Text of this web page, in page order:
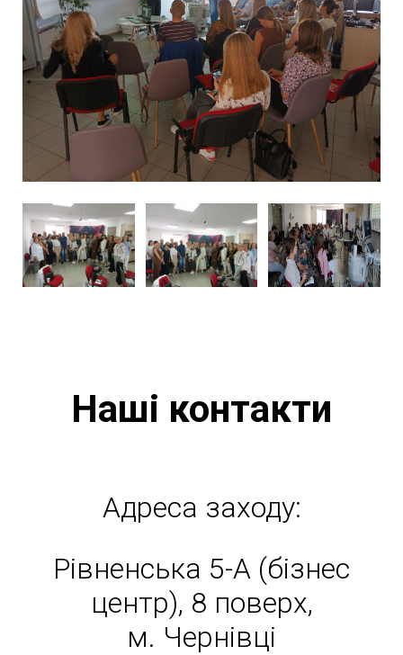
Наші контакти
Адреса заходу:
Рівненська 5-А (бізнес
центр), 8 поверх,
м. Чернівці